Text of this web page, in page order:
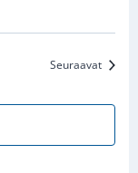
Seuraavat